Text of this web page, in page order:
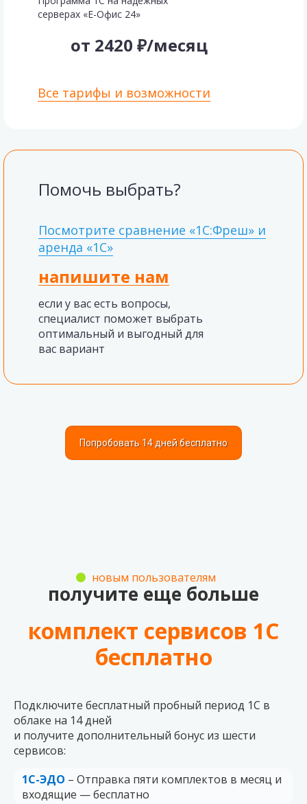
серверах «Е-Офис 24»
от 2420 ₽/месяц
Все тарифы и возможности
Помочь выбрать?
Посмотрите сравнение «1С:Фреш» и
аренда «1С»
напишите нам
если у вас есть вопросы,
специалист поможет выбрать
оптимальный и выгодный для
вас вариант
Попробовать 14 дней бесплатно
новым пользователям
получите еще больше
комплект сервисов 1С
бесплатно
Подключите бесплатный пробный период 1C в
облаке на 14 дней
и получите дополнительный бонус из шести
сервисов:
1C-ЭДО – Отправка пяти комплектов в месяц и
входящие — бесплатно